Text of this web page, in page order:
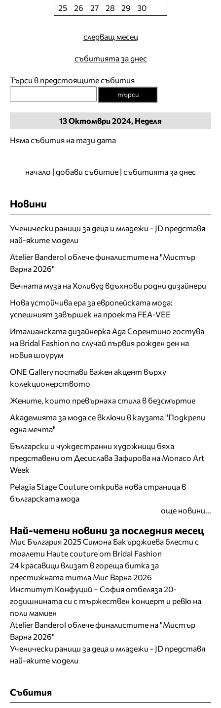
25
26 27 28 29 30
следващ месец
събитията за днес
Търси в предстоящите събития
търси
13Октомври2024, Неделя
Няма събития на тази дата
начало | добави събитие | събитията за днес
Новини
Ученически раници за деца и младежи - JD представя
най-яките модели
Atelier Banderol облече финалистите на "Мистър
Варна 2026"
Вечната муза на Холивуд вдъхнови родни дизайнери
Нова устойчива ера за европейската мода:
успешният завършек на проекта FEA-VEE
Италианската дизайнерка Ада Сорентино гостува
на Bridal Fashion по случай първия рожден ден на
новия шоурум
ONE Gallery постави важен акцент върху
колекционерството
Жените, които превърнаха стила в безсмъртие
Академията за мода се включи в каузата "Подкрепи
една мечта"
Български и чуждестранни художници бяха
представени от Десислава Зафирова на Monaco Art
Week
Pelagia Stage Couture открива нова страница в
българската мода
още новини...
Най-четени новини за последния месец
Мис България 2025 Симона Бакърджиева блести с
тоалети Haute couture от Bridal Fashion
24 красавици влизат в гореща битка за
престижната титла Мис Варна 2026
Институт Конфуций – София отбеляза 20-
годишнината си с тържествен концерт и ревю на
поли мамиен
Atelier Banderol облече финалистите на "Мистър
Варна 2026"
Ученически раници за деца и младежи - JD представя
най-яките модели
Събития